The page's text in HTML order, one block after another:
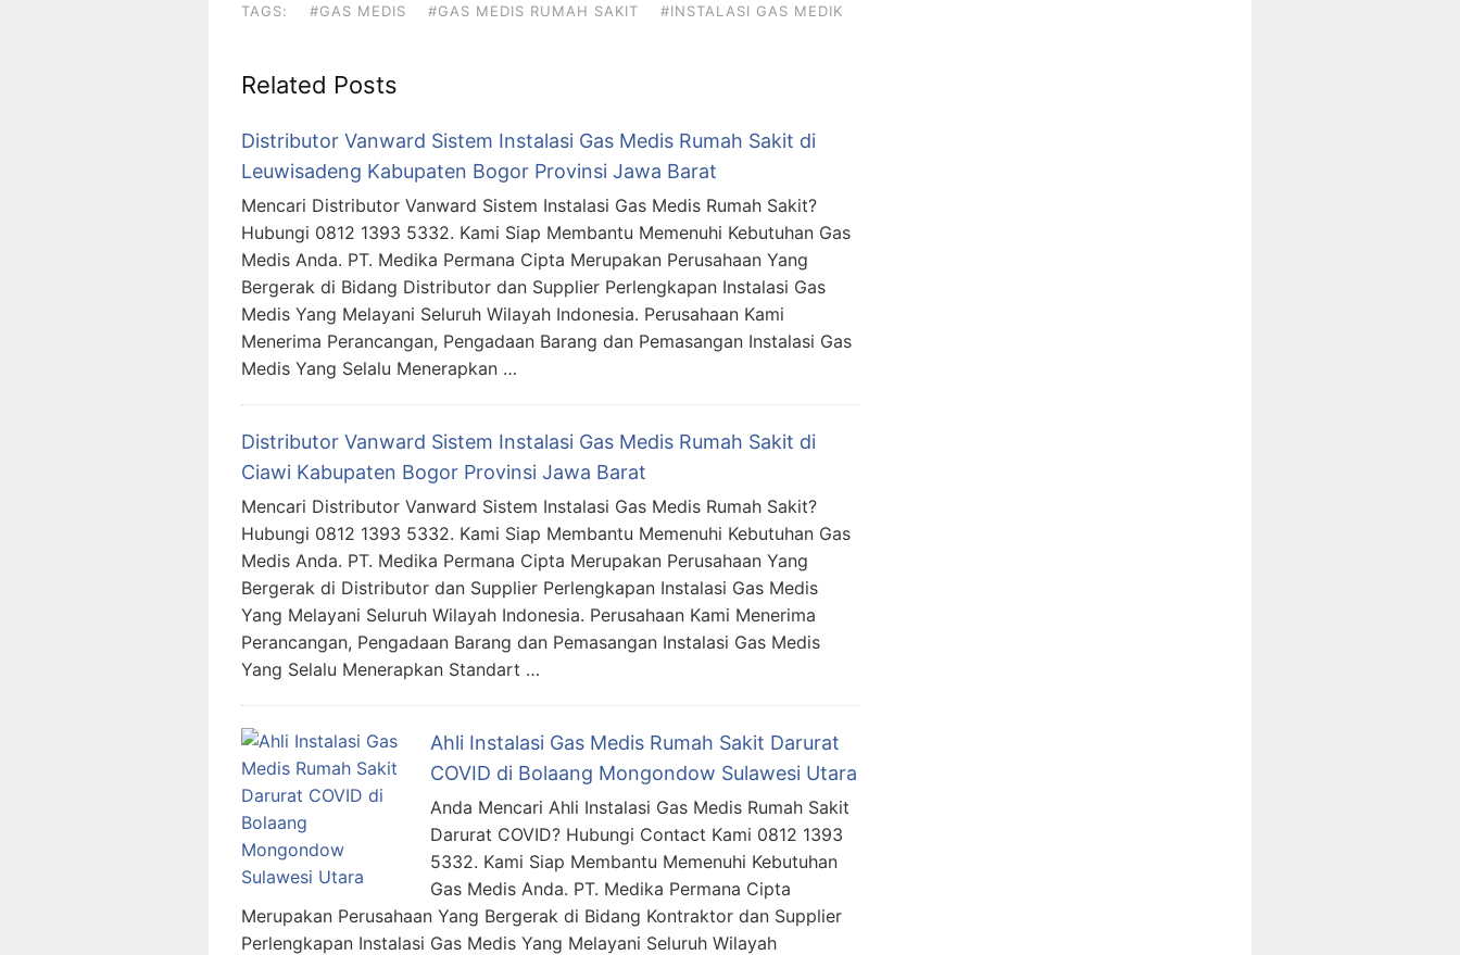
TAGS: #GAS MEDIS #GAS MEDIS RUMAH SAKIT #INSTALASI GAS MEDIK
Related Posts
Distributor Vanward Sistem Instalasi Gas Medis Rumah Sakit di
Leuwisadeng Kabupaten Bogor Provinsi Jawa Barat
Mencari Distributor Vanward Sistem Instalasi Gas Medis Rumah Sakit?
Hubungi 0812 1393 5332. Kami Siap Membantu Memenuhi Kebutuhan Gas
Medis Anda. PT. Medika Permana Cipta Merupakan Perusahaan Yang
Bergerak di Bidang Distributor dan Supplier Perlengkapan Instalasi Gas
Medis Yang Melayani Seluruh Wilayah Indonesia. Perusahaan Kami
Menerima Perancangan, Pengadaan Barang dan Pemasangan Instalasi Gas
Medis Yang Selalu Menerapkan …
Distributor Vanward Sistem Instalasi Gas Medis Rumah Sakit di
Ciawi Kabupaten Bogor Provinsi Jawa Barat
Mencari Distributor Vanward Sistem Instalasi Gas Medis Rumah Sakit?
Hubungi 0812 1393 5332. Kami Siap Membantu Memenuhi Kebutuhan Gas
Medis Anda. PT. Medika Permana Cipta Merupakan Perusahaan Yang
Bergerak di Distributor dan Supplier Perlengkapan Instalasi Gas Medis
Yang Melayani Seluruh Wilayah Indonesia. Perusahaan Kami Menerima
Perancangan, Pengadaan Barang dan Pemasangan Instalasi Gas Medis
Yang Selalu Menerapkan Standart …
Ahli Instalasi Gas Medis Rumah Sakit Darurat
COVID di Bolaang Mongondow Sulawesi Utara
Anda Mencari Ahli Instalasi Gas Medis Rumah Sakit
Darurat COVID? Hubungi Contact Kami 0812 1393
5332. Kami Siap Membantu Memenuhi Kebutuhan
Gas Medis Anda. PT. Medika Permana Cipta
Merupakan Perusahaan Yang Bergerak di Bidang Kontraktor dan Supplier
Perlengkapan Instalasi Gas Medis Yang Melayani Seluruh Wilayah